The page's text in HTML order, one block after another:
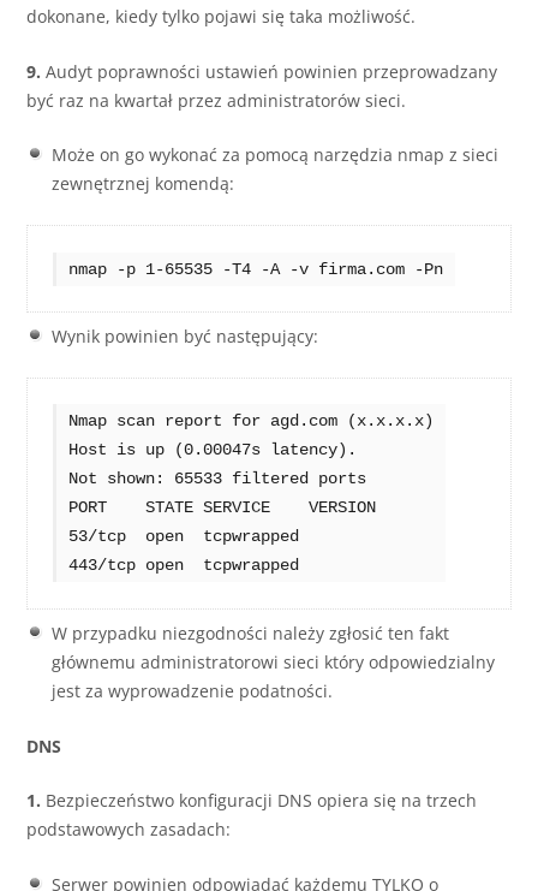
dokonane, kiedy tylko pojawi się taka możliwość.
9. Audyt poprawności ustawień powinien przeprowadzany
być raz na kwartał przez administratorów sieci.
Może on go wykonać za pomocą narzędzia nmap z sieci
zewnętrznej komendą:
nmap -p 1-65535 -T4 -A -v firma.com -Pn
Wynik powinien być następujący:
Nmap scan report for agd.com (x.x.x.x)
Host is up (0.00047s latency).
Not shown: 65533 filtered ports
PORT    STATE SERVICE    VERSION
53/tcp  open  tcpwrapped
443/tcp open  tcpwrapped
W przypadku niezgodności należy zgłosić ten fakt
głównemu administratorowi sieci który odpowiedzialny
jest za wyprowadzenie podatności.
DNS
1. Bezpieczeństwo konfiguracji DNS opiera się na trzech
podstawowych zasadach:
Serwer powinien odpowiadać każdemu TYLKO o